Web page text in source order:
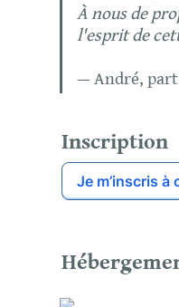
À nous de
l'esprit de
— André,
Inscription
Je m’inscris